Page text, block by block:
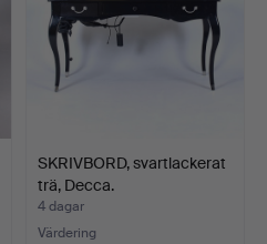
SKRIVBORD, svartlackerat
trä, Decca.
4 dagar
Värdering